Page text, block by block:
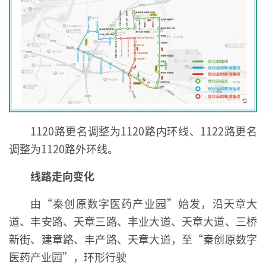
1120路更名调整为1120路内环线、1122路更名
调整为1120路外环线。
线路走向变化
由“秦创原数字医药产业园”始发，沿天章大
道、丰安路、天章三路、丰业大道、天章大道、三桥
新街、建章路、丰产路、天章大道，至“秦创原数字
医药产业园”，环形行驶